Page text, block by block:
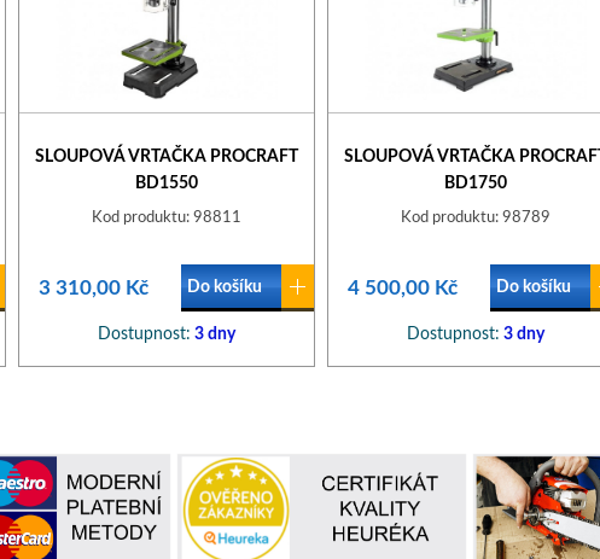
SLOUPOVÁ VRTAČKA PROCRAFT
BD1550
Kod produktu: 98811
3 310,00 Kč Do košíku
Dostupnost: 3 dny
SLOUPOVÁ VRTAČKA PROCRAFT
BD1750
Kod produktu: 98789
4 500,00 Kč Do košíku
Dostupnost: 3 dny